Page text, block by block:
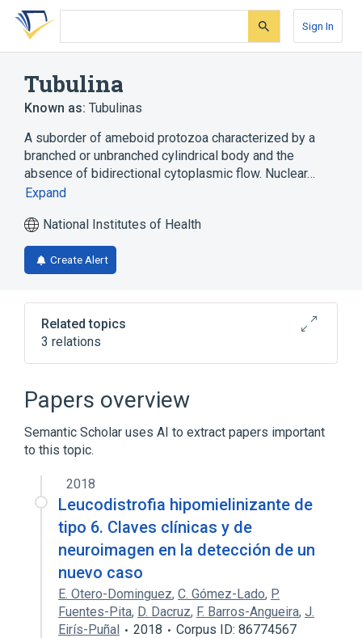
Skip
search
Skip
Skip
account
Sign In
Tubulina
Known as: Tubulinas
A suborder of ameboid protozoa characterized by a
branched or unbranched cylindrical body and the
absence of bidirectional cytoplasmic flow. Nuclear…
Expand
National Institutes of Health
Create Alert
Related topics
3 relations
Microbiological
aspects of radiation effects
physiological aspects
Papers overview
Semantic Scholar uses AI to extract papers important
to this topic.
2018
Leucodistrofia hipomielinizante de
tipo 6. Claves clínicas y de
neuroimagen en la detección de un
nuevo caso
E. Otero-Dominguez, C. Gómez-Lado, P.
Fuentes-Pita, D. Dacruz, F. Barros-Angueira, J.
Eirís-Puñal
2018
Corpus ID: 86774567